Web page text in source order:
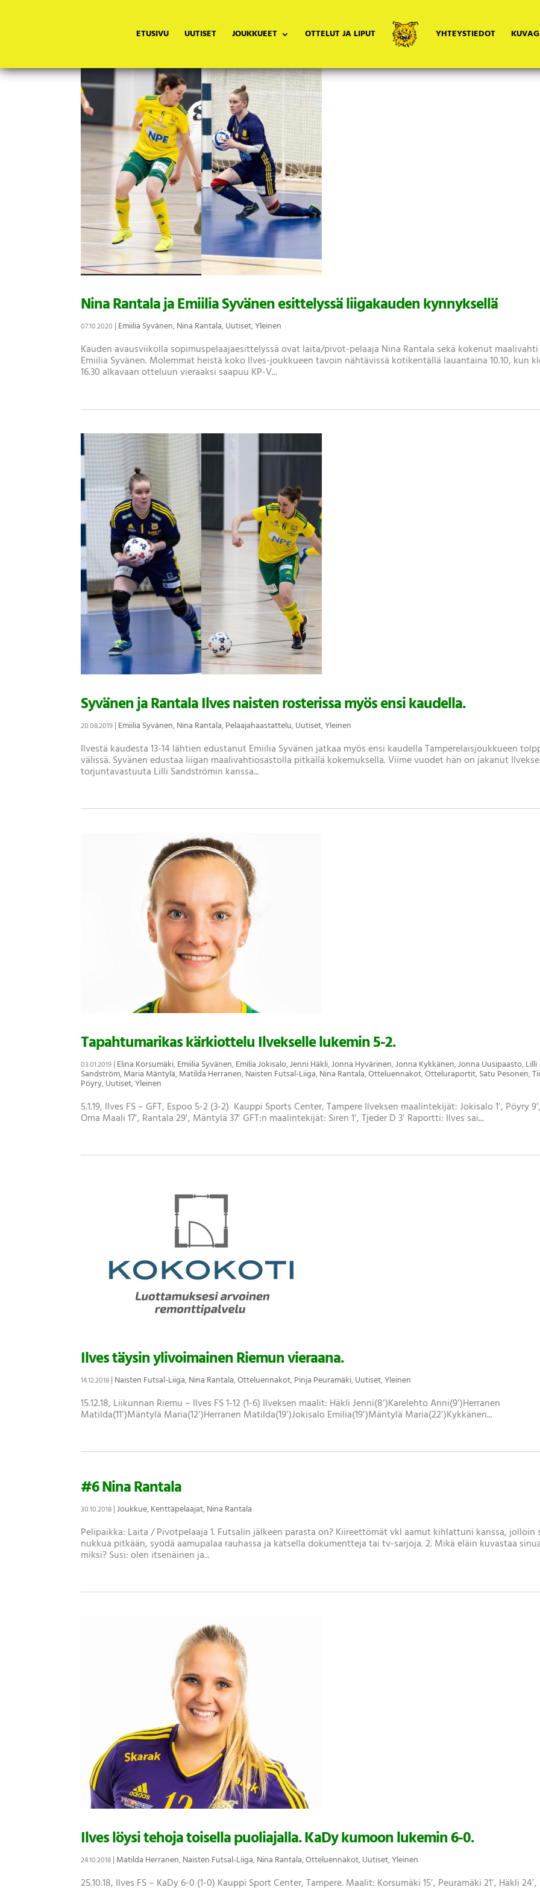
ETUSIVU UUTISET JOUKKUEET OTTELUT JA LIPUT YHTEYSTIEDOT
Nina Rantala ja Emiilia Syvänen esittelyssä liigakauden kynnyksellä
07.10.2020 | Emiilia Syvänen,Nina Rantala,Uutiset,Yleinen
Kauden avausviikolla sopimuspelaajaesittelyssä ovat laita/pivot-pelaaja Nina Rantala sekä kokenut maalivahti
Emiilia Syvänen. Molemmat heistä koko Ilves-joukkueen tavoin nähtävissä kotikentällä lauantaina 10.10, kun
16.30 alkavaan otteluun vieraaksi saapuu KP-V...
Syvänen ja Rantala Ilves naisten rosterissa myös ensi kaudella.
20.08.2019 | Emiilia Syvänen,Nina Rantala,Pelaajahaastattelu,Uutiset,Yleinen
Ilvestä kaudesta 13-14 lähtien edustanut Emiilia Syvänen jatkaa myös ensi kaudella Tamperelaisjoukkueen
välissä. Syvänen edustaa liigan maalivahtiosastolla pitkällä kokemuksella. Viime vuodet hän on jakanut
torjuntavastuuta Lilli Sandströmin kanssa...
Tapahtumarikas kärkiottelu Ilvekselle lukemin 5-2.
03.01.2019 | Elina Korsumäki,Emiilia Syvänen,Emilia Jokisalo,Jenni Häkli,Jonna Hyvärinen,Jonna Kykkänen,Jonna Uusipaasto,Lilli
Sandström,Maria Mäntylä,Matilda Herranen,Naisten Futsal-Liiga,Nina Rantala,Otteluennakot,Otteluraportit,Satu Pesonen,
Pöyry,Uutiset,Yleinen
5.1.19, Ilves FS – GFT, Espoo 5-2 (3-2) Kauppi Sports Center, Tampere Ilveksen maalintekijät: Jokisalo 1′, Pöyry
Oma Maali 17′, Rantala 29′, Mäntylä 37′ GFT:n maalintekijät: Siren 1′, Tjeder D 3′ Raportti: Ilves sai...
Ilves täysin ylivoimainen Riemun vieraana.
14.12.2018 | Naisten Futsal-Liiga,Nina Rantala,Otteluennakot,Pinja Peuramäki,Uutiset,Yleinen
15.12.18, Liikunnan Riemu – Ilves FS 1-12 (1-6) Ilveksen maalit: Häkli Jenni(8′)Karelehto Anni(9′)Herranen
Matilda(11′)Mäntylä Maria(12′)Herranen Matilda(19′)Jokisalo Emilia(19′)Mäntylä Maria(22′)Kykkänen...
#6 Nina Rantala
30.10.2018 |Joukkue,Kenttäpelaajat,Nina Rantala
Pelipaikka: Laita / Pivotpelaaja 1. Futsalin jälkeen parasta on? Kiireettömät vkl aamut kihlattuni kanssa, jolloin
nukkua pitkään, syödä aamupalaa rauhassa ja katsella dokumentteja tai tv-sarjoja. 2. Mikä eläin kuvastaa
miksi? Susi: olen itsenäinen ja...
Ilves löysi tehoja toisella puoliajalla. KaDy kumoon lukemin 6-0.
24.10.2018 | Matilda Herranen,Naisten Futsal-Liiga,Nina Rantala,Otteluennakot,Uutiset,Yleinen
25.10.18, Ilves FS – KaDy 6-0 (1-0) Kauppi Sport Center, Tampere. Maalit: Korsumäki 15′, Peuramäki 21′, Häkli 24′,